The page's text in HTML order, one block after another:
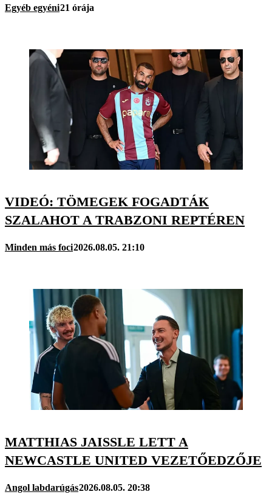
Egyéb egyéni21 órája
VIDEÓ: TÖMEGEK FOGADTÁK
SZALAHOT A TRABZONI REPTÉREN
Minden más foci2026.08.05. 21:10
MATTHIAS JAISSLE LETT A
NEWCASTLE UNITED VEZETŐEDZŐJE
Angol labdarúgás2026.08.05. 20:38